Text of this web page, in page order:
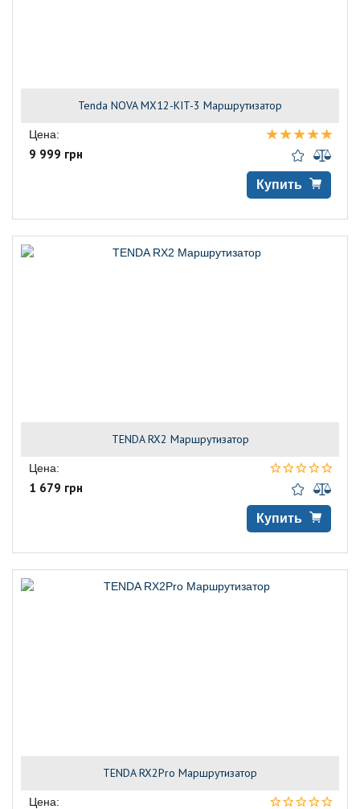
Tenda NOVA MX12-KIT-3 Маршрутизатор
Цена:
9 999 грн
Купить
TENDA RX2 Маршрутизатор
Цена:
1 679 грн
Купить
TENDA RX2Pro Маршрутизатор
Цена: